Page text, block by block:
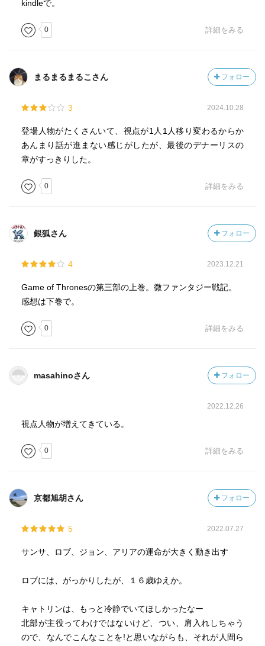
kindleで。
0 詳細をみる
まるまるまるこさん フォロー
3 2024.10.28
登場人物がたくさんいて、視点が1人1人移り変わるからか
あんまり話が進まない感じがしたが、最後のデナーリスの
章がすっきりした。
0 詳細をみる
銀狐さん フォロー
4 2023.12.21
Game of Thronesの第三部の上巻。微ファンタジー戦記。
感想は下巻で。
0 詳細をみる
masahinoさん フォロー
2022.12.26
視点人物が増えてきている。
0 詳細をみる
京都旭胡さん フォロー
5 2022.07.27
サンサ、ロブ、ジョン、アリアの運命が大きく動き出す
ロブには、がっかりしたが、１６歳ゆえか。
キャトリンは、もっと冷静でいてほしかったなー
北部が主役ってわけではないけど、つい、肩入れしちゃう
ので、なんでこんなことを!と思いながらも、それが人間ら